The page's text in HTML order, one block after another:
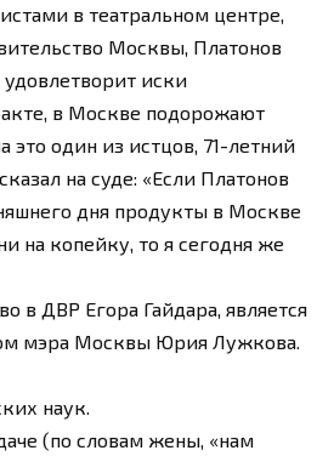
в театральном центре,
Москвы, Платонов
удовлетворит иски
в Москве подорожают
это один из истцов, 71-летний
на суде: «Если Платонов
дня продукты в Москве
на копейку, то я сегодня же
в ДВР Егора Гайдара, является
мэра Москвы Юрия Лужкова.
наук.
(по словам жены, «нам